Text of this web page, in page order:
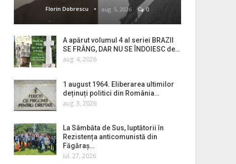
Florin Dobrescu aug. 5, 2026 0
A apărut volumul 4 al seriei BRAZII
SE FRÂNG, DAR NU SE ÎNDOIESC de…
aug. 4, 2026
1 august 1964. Eliberarea ultimilor
deținuți politici din România…
aug. 3, 2026
La Sâmbăta de Sus, luptătorii în
Rezistența anticomunistă din
Făgăraș…
iul. 27, 2026